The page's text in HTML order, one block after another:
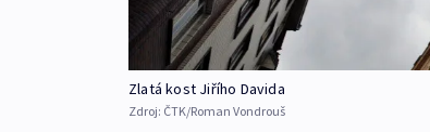
Zlatá kost Jiřího Davida
Zdroj: ČTK/Roman Vondrouš